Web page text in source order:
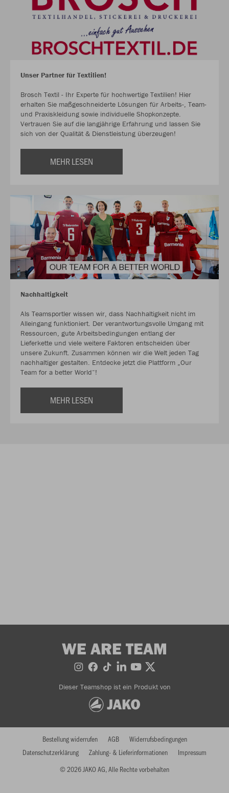
Unser Partner für Textilien!
Brosch Textil - Ihr Experte für hochwertige Textilien! Hier
erhalten Sie maßgeschneiderte Lösungen für Arbeits-, Team-
und Praxiskleidung sowie individuelle Shopkonzepte.
Vertrauen Sie auf die langjährige Erfahrung und lassen Sie
sich von der Qualität & Dienstleistung überzeugen!
MEHR LESEN
Nachhaltigkeit
Als Teamsportler wissen wir, dass Nachhaltigkeit nicht im
Alleingang funktioniert. Der verantwortungsvolle Umgang mit
Ressourcen, gute Arbeitsbedingungen entlang der
Lieferkette und viele weitere Faktoren entscheiden über
unsere Zukunft. Zusammen können wir die Welt jeden Tag
nachhaltiger gestalten. Entdecke jetzt die Plattform „Our
Team for a better World“!
MEHR LESEN
WE ARE TEAM
Dieser Teamshop ist ein Produkt von
© 2026 JAKO AG, Alle Rechte vorbehalten
Bestellung widerrufen AGB
Widerrufsbedingungen
Datenschutzerklärung
Zahlung- & Lieferinformationen Impressum